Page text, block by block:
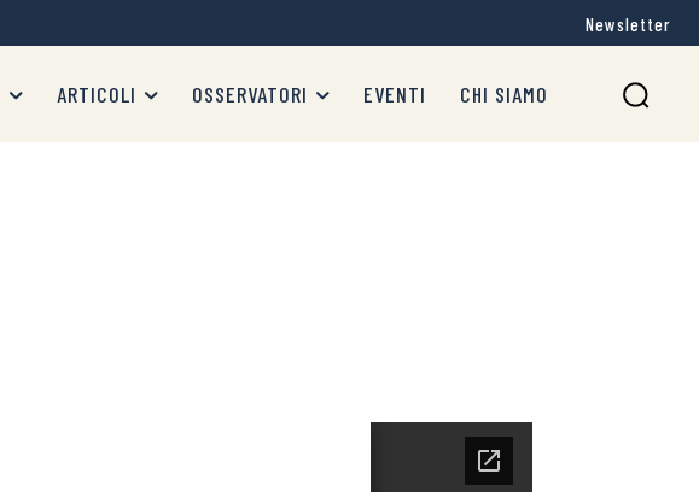
Newsletter
ARTICOLI OSSERVATORI EVENTI CHI SIAMO